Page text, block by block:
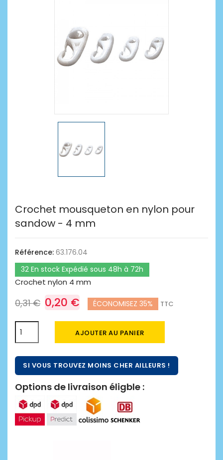
Crochet mousqueton en nylon pour
sandow - 4 mm
Référence: 63.176.04
32 En stock Expédié sous 48h à 72h
Crochet nylon 4 mm
0,31 € 0,20 € ÉCONOMISEZ 35% TTC
AJOUTER AU PANIER
SI VOUS TROUVEZ MOINS CHER AILLEURS !
Options de livraison éligble :